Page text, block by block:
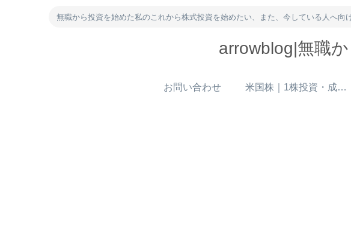
無職から投資を始めた私のこれから株式投資を始めたい、また、今している人へ
arrowblog|無職
お問い合わせ 米国株｜1株投資・成長株